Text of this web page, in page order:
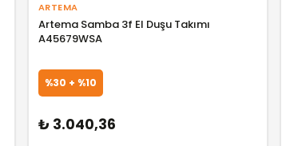
ARTEMA
Artema Samba 3f El Duşu Takımı
A45679WSA
%30 + %10
₺ 3.040,36